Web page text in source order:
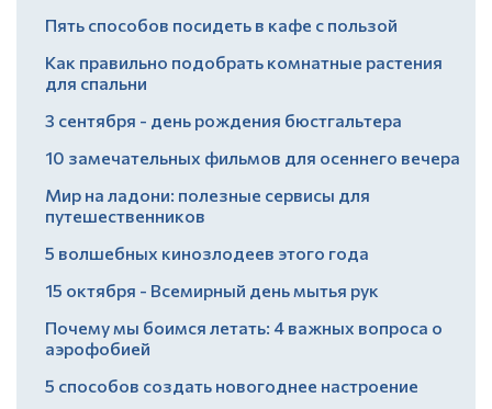
Пять способов посидеть в кафе с пользой
Как правильно подобрать комнатные растения
для спальни
3 сентября - день рождения бюстгальтера
10 замечательных фильмов для осеннего вечера
Мир на ладони: полезные сервисы для
путешественников
5 волшебных кинозлодеев этого года
15 октября - Всемирный день мытья рук
Почему мы боимся летать: 4 важных вопроса о
аэрофобией
5 способов создать новогоднее настроение